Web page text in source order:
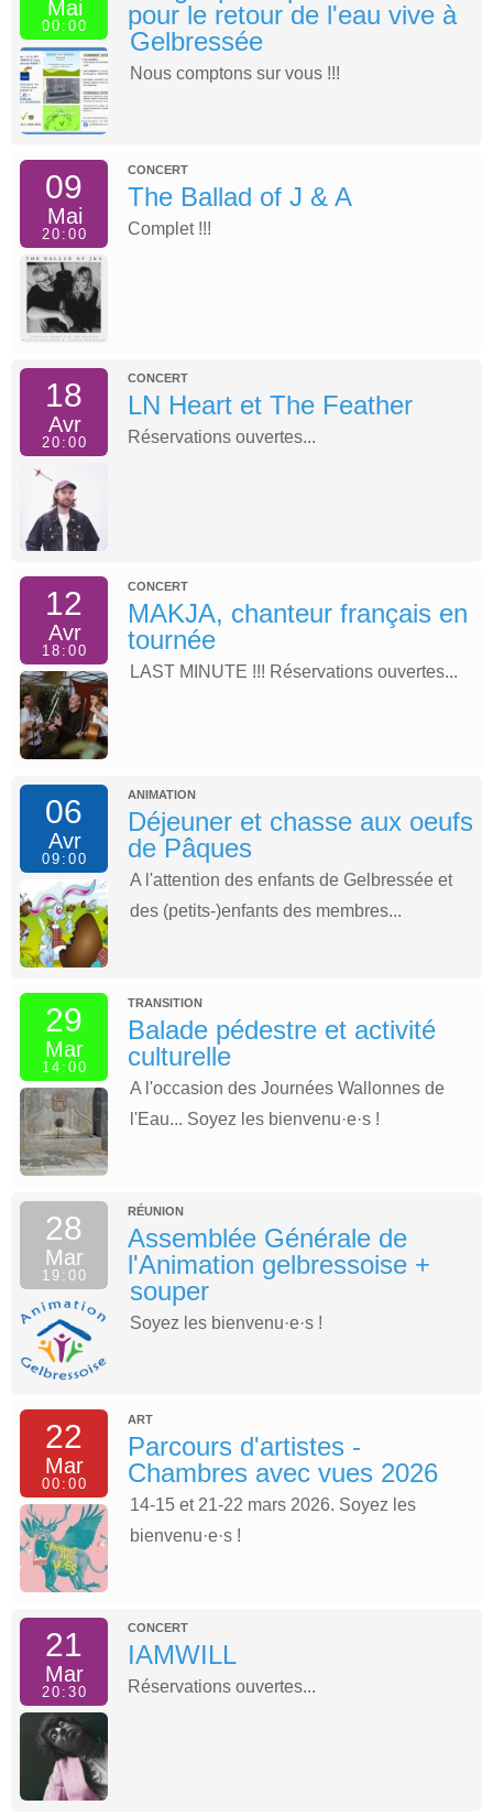
Mai
00:00
pour le retour de l'eau vive à
Gelbressée
Nous comptons sur vous !!!
09
Mai
20:00
CONCERT
The Ballad of J & A
Complet !!!
18
Avr
20:00
CONCERT
LN Heart et The Feather
Réservations ouvertes...
12
Avr
18:00
CONCERT
MAKJA, chanteur français en
tournée
LAST MINUTE !!! Réservations ouvertes...
06
Avr
09:00
ANIMATION
Déjeuner et chasse aux oeufs
de Pâques
A l'attention des enfants de Gelbressée et
des (petits-)enfants des membres...
29
Mar
14:00
TRANSITION
Balade pédestre et activité
culturelle
A l'occasion des Journées Wallonnes de
l'Eau... Soyez les bienvenu·e·s !
28
Mar
19:00
RÉUNION
Assemblée Générale de
l'Animation gelbressoise +
souper
Soyez les bienvenu·e·s !
22
Mar
00:00
ART
Parcours d'artistes -
Chambres avec vues 2026
14-15 et 21-22 mars 2026. Soyez les
bienvenu·e·s !
21
Mar
20:30
CONCERT
IAMWILL
Réservations ouvertes...